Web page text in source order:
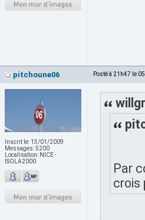
pitchoune06 Posté à 21h47 le
Inscrit le: 13/01/2009
Messages:5200
Localisation: NICE -
ISOLA2000
Par
crois